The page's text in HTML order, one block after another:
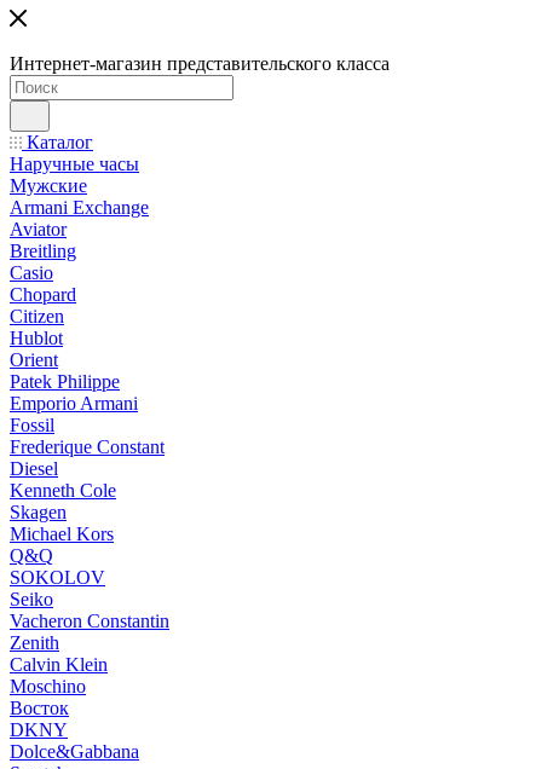
Интернет-магазин представительского класса
Каталог
Наручные часы
Мужские
Armani Exchange
Aviator
Breitling
Casio
Chopard
Citizen
Hublot
Orient
Patek Philippe
Emporio Armani
Fossil
Frederique Constant
Diesel
Kenneth Cole
Skagen
Michael Kors
Q&Q
SOKOLOV
Seiko
Vacheron Constantin
Zenith
Calvin Klein
Moschino
Восток
DKNY
Dolce&Gabbana